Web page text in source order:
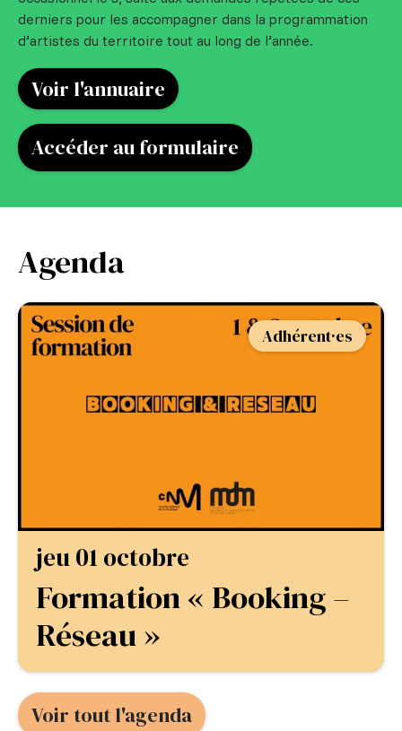
derniers pour les accompagner dans la programmation
d’artistes du territoire tout au long de l’année.
Voir l'annuaire
Accéder au formulaire
Agenda
Adhérent·es
jeu 01 octobre
Formation « Booking –
Réseau »
Voir tout l'agenda